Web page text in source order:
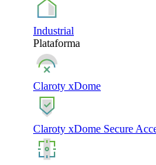
Industrial
Plataforma
Claroty xDome
Claroty xDome Secure